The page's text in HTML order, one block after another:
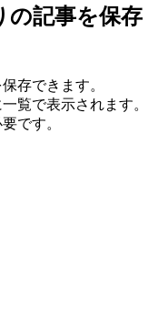
の記事を保存
存できます。
覧で表示されます。
です。